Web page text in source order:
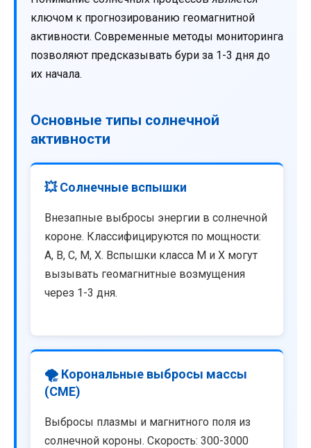
ключом к прогнозированию геомагнитной
активности. Современные методы мониторинга
позволяют предсказывать бури за 1-3 дня до
их начала.
Основные типы солнечной
активности
💥 Солнечные вспышки
Внезапные выбросы энергии в солнечной
короне. Классифицируются по мощности:
A, B, C, M, X. Вспышки класса M и X могут
вызывать геомагнитные возмущения
через 1-3 дня.
🌪️ Корональные выбросы массы
(CME)
Выбросы плазмы и магнитного поля из
солнечной короны. Скорость: 300-3000